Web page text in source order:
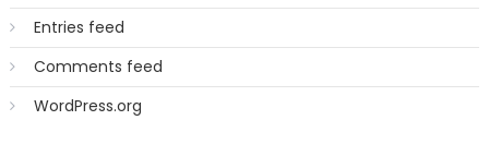
Entries feed
Comments feed
WordPress.org